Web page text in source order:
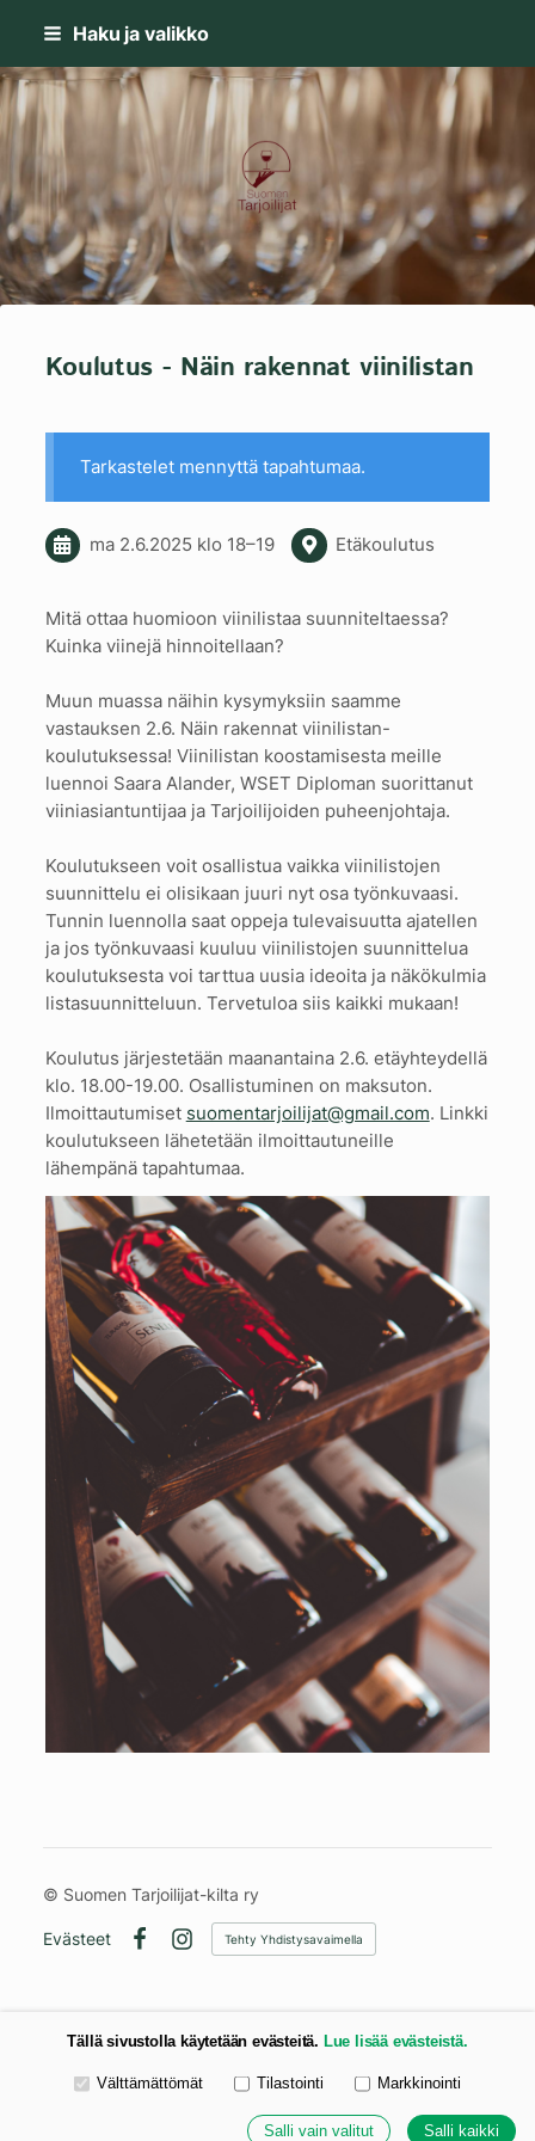
Siirry
sisältöön
Haku ja valikko
Suomen Tarjoilijat-kilta ry
Koulutus - Näin rakennat viinilistan
Tarkastelet mennyttä tapahtumaa.
ma 2.6.2025 klo 18–19 Etäkoulutus
Mitä ottaa huomioon viinilistaa suunniteltaessa?
Kuinka viinejä hinnoitellaan?
Muun muassa näihin kysymyksiin saamme
vastauksen 2.6. Näin rakennat viinilistan-
koulutuksessa! Viinilistan koostamisesta meille
luennoi Saara Alander, WSET Diploman suorittanut
viiniasiantuntijaa ja Tarjoilijoiden puheenjohtaja.
Koulutukseen voit osallistua vaikka viinilistojen
suunnittelu ei olisikaan juuri nyt osa työnkuvaasi.
Tunnin luennolla saat oppeja tulevaisuutta ajatellen
ja jos työnkuvaasi kuuluu viinilistojen suunnittelua
koulutuksesta voi tarttua uusia ideoita ja näkökulmia
listasuunnitteluun. Tervetuloa siis kaikki mukaan!
Koulutus järjestetään maanantaina 2.6. etäyhteydellä
klo. 18.00-19.00. Osallistuminen on maksuton.
Ilmoittautumiset suomentarjoilijat@gmail.com. Linkki
koulutukseen lähetetään ilmoittautuneille
lähempänä tapahtumaa.
© Suomen Tarjoilijat-kilta ry
Evästeet
Instagram
Tehty Yhdistysavaimella
Tällä sivustolla käytetään evästeitä. Lue lisää evästeistä.
Valitse käytettävät evästeet
Välttämättömät Tilastointi Markkinointi
Salli vain valitut Salli kaikki